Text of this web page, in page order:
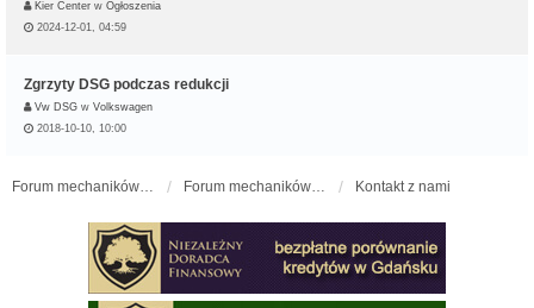
Kier Center w Ogłoszenia
2024-12-01, 04:59
Zgrzyty DSG podczas redukcji
Vw DSG w Volkswagen
2018-10-10, 10:00
Forum mechaników samochodowych - forum-mechaniczne.pl Forum mechaników samochodowych Kontakt z nami